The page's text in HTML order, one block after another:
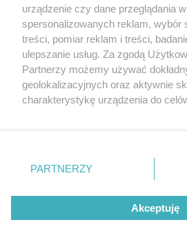
Nie zapomnij
zapoznać się z:
polityką prywatności regulamin
Twojemiasto
Piekary Śląskie
Chorzów
Tarnowskie Góry
Gliwice
Kontakt
urządzenie czy dane przeglądania
spersonalizowanych reklam, wybór
treści, pomiar reklam i treści,
ulepszanie usług. Za zgodą
Partnerzy możemy używać
geolokalizacyjnych oraz aktywnie
charakterystykę urządzenia do
zmienić/wycofać klikając przycisk
znajdujący się w lewym dolnym
rodzaje przetwarzania danych nie
użytkownika, ale masz prawo
przetwarzaniu. Preferencje będą
PARTNERZY
Akceptuję